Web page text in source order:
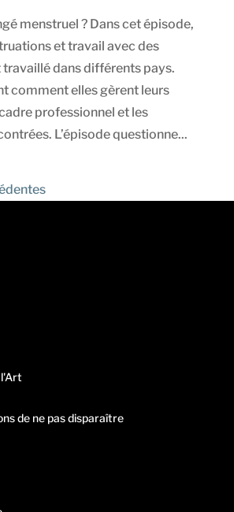
menstruel ? Dans cet épisode,
et travail avec des
dans différents pays.
comment elles gèrent leurs
professionnel et les
L’épisode questionne...
l'Art
de ne pas disparaître